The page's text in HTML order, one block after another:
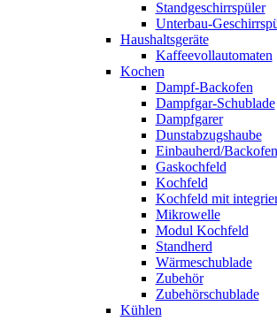
Standgeschirrspüler
Unterbau-
Haushaltsgeräte
Kaffeevollautomaten
Kochen
Dampf-Backofen
Dampfgar-Schublade
Dampfgarer
Dunstabzugshaube
Einbauherd/Backofen
Gaskochfeld
Kochfeld
Kochfeld mit
Mikrowelle
Modul Kochfeld
Standherd
Wärmeschublade
Zubehör
Zubehörschublade
Kühlen